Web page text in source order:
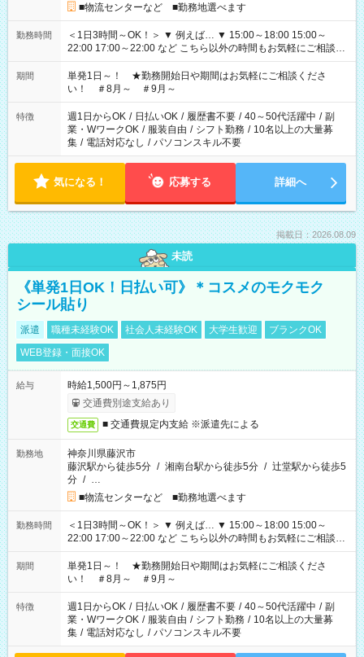
■物流センターなど ■勤務地選べます
勤務時間
＜1日3時間～OK！＞ ▼ 例えば… ▼ 15:00～18:00 15:00～
22:00 17:00～22:00 など こちら以外の時間もお気軽にご相談く
ださい！
期間
単発1日～！ ★勤務開始日や期間はお気軽にご相談くださ
い！ ＃8月～ ＃9月～
特徴 週1日からOK / 日払いOK / 履歴書不要 / 40～50代活躍中 / 副
業・WワークOK / 服装自由 / シフト勤務 / 10名以上の大量募
集 / 電話対応なし / パソコンスキル不要
気になる！ 応募する 詳細へ
掲載日：2026.08.09
未読
《単発1日OK！日払い可》＊コスメのモクモク
シール貼り
派遣 職種未経験OK 社会人未経験OK 大学生歓迎
ブランクOK
WEB登録・面接OK
給与
時給1,500円～1,875円
交通費別途支給あり
交通費 ■ 交通費規定内支給 ※派遣先による
勤務地
神奈川県藤沢市
藤沢駅から徒歩5分 / 湘南台駅から徒歩5分 / 辻堂駅から徒歩5
分 / …
■物流センターなど ■勤務地選べます
勤務時間
＜1日3時間～OK！＞ ▼ 例えば… ▼ 15:00～18:00 15:00～
22:00 17:00～22:00 など こちら以外の時間もお気軽にご相談く
ださい！
期間
単発1日～！ ★勤務開始日や期間はお気軽にご相談くださ
い！ ＃8月～ ＃9月～
特徴 週1日からOK / 日払いOK / 履歴書不要 / 40～50代活躍中 / 副
業・WワークOK / 服装自由 / シフト勤務 / 10名以上の大量募
集 / 電話対応なし / パソコンスキル不要